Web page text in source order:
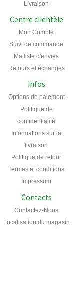
Livraison
Centre clientèle
Mon Compte
Suivi de commande
Ma liste d'envies
Retours et échanges
Infos
Options de paiement
Politique de
confidentialité
Informations sur la
livraison
Politique de retour
Termes et conditions
Impressum
Contacts
Contactez-Nous
Localisation du magasin